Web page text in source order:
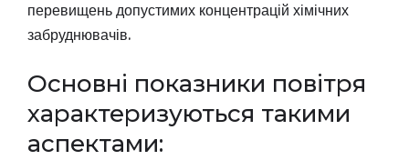
перевищень допустимих концентрацій хімічних
забруднювачів.
Основні показники повітря
характеризуються такими
аспектами: